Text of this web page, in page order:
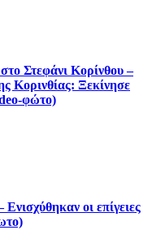
Στεφάνι Κορίνθου –
Κορινθίας: Ξεκίνησε
φώτο)
οι επίγειες